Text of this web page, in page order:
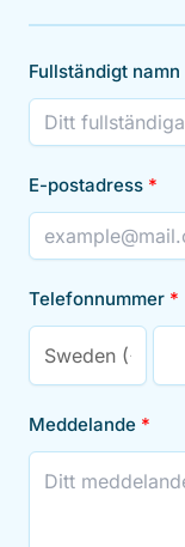
Fullständigt namn
E-postadress
Telefonnummer
Meddelande